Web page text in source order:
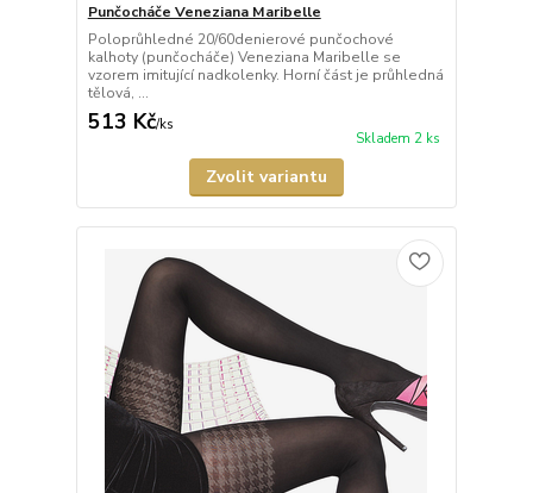
Punčocháče Veneziana Maribelle
Poloprůhledné 20/60denierové punčochové
kalhoty (punčocháče) Veneziana Maribelle se
vzorem imitující nadkolenky. Horní část je průhledná
tělová, ...
513 Kč/ks
Skladem 2 ks
Zvolit variantu